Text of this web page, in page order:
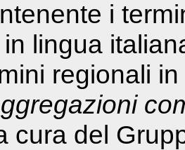
i
lingua
regionali
cura del